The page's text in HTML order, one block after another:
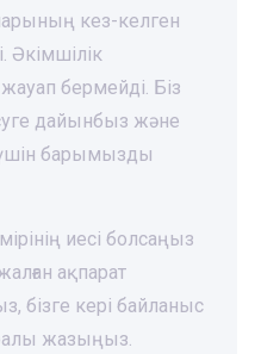
кез-келген
Әкімшілік
бермейді. Біз
дайынбыз және
үшін барымызды
иесі болсаңыз
ақпарат
бізге кері байланыс
жазыңыз.